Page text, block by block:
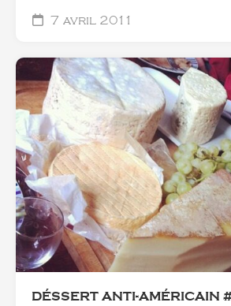
7 avril 2011
DÉSSERT ANTI-AMÉRICAIN